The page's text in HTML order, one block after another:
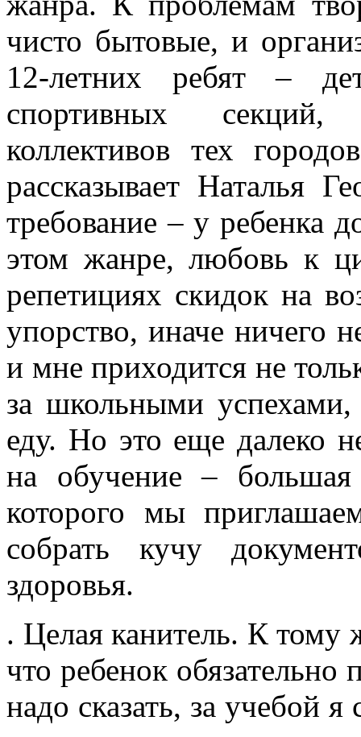
чисто бытовые, и
12-летних ребят –
спортивных секций,
коллективов тех
рассказывает Наталья
требование – у ребенка
этом жанре, любовь к
репетициях скидок на
упорство, иначе ничего
и мне приходится не
за школьными
еду. Но это еще далеко
на обучение – большая
которого мы
собрать кучу
здоровья.
. Целая канитель. К тому
что ребенок обязательно
надо сказать, за учебой